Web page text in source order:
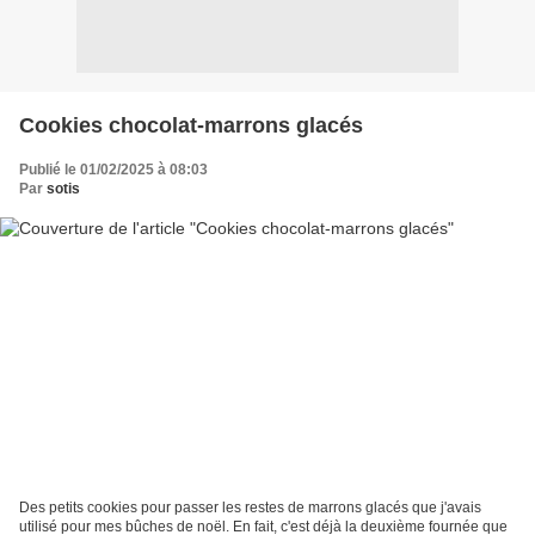
Cookies chocolat-marrons glacés
Publié le 01/02/2025 à 08:03
Par sotis
Des petits cookies pour passer les restes de marrons glacés que j'avais
utilisé pour mes bûches de noël. En fait, c'est déjà la deuxième fournée que